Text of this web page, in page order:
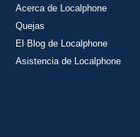
Acerca de Localphone
Quejas
El Blog de Localphone
Asistencia de Localphone